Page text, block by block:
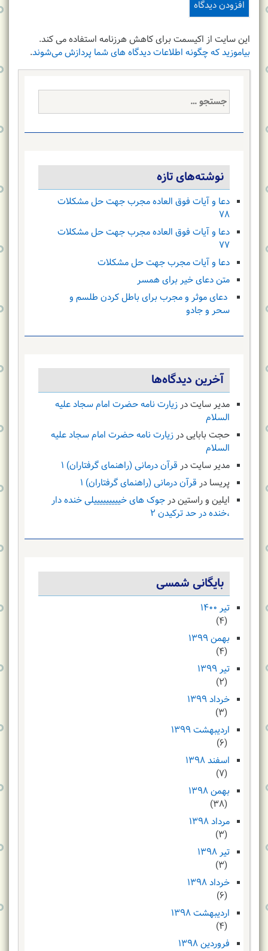
این سایت از اکیسمت برای کاهش هرزنامه استفاده می کند.
بیاموزید که چگونه اطلاعات دیدگاه های شما پردازش می‌شوند.
جستجو
برای:
نوشته‌های تازه
دعا و آیات فوق العاده مجرب جهت حل مشکلات
۷۸
دعا و آیات فوق العاده مجرب جهت حل مشکلات
۷۷
دعا و آیات مجرب جهت حل مشکلات
متن دعای خیر برای همسر
دعای موثر و مجرب برای باطل کردن طلسم و
سحر و جادو
آخرین دیدگاه‌ها
مدیر سایتدرزیارت نامه حضرت امام سجاد علیه
السلام
حجت باباییدرزیارت نامه حضرت امام سجاد علیه
السلام
مدیر سایتدر قرآن درمانی (راهنمای گرفتاران) ۱
پریسا در قرآن درمانی (راهنمای گرفتاران) ۱
ایلین و راستیندرجوک های خیییییییییلی خنده دار
،خنده در حد ترکیدن ۲
بایگانی شمسی
تیر ۱۴۰۰
(۴)
بهمن ۱۳۹۹
(۴)
تیر ۱۳۹۹
(۲)
خرداد ۱۳۹۹
(۳)
اردیبهشت ۱۳۹۹
(۶)
اسفند ۱۳۹۸
(۷)
بهمن ۱۳۹۸
(۳۸)
مرداد ۱۳۹۸
(۳)
تیر ۱۳۹۸
(۳)
خرداد ۱۳۹۸
(۶)
اردیبهشت ۱۳۹۸
(۴)
فروردین ۱۳۹۸